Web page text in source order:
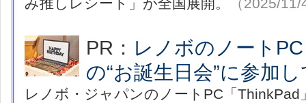
み推しレシート」が全国展開。
（2025/
PR： レノボのノート
の“お誕生日会”に参加
レノボ・ジャパンのノートPC「ThinkPad